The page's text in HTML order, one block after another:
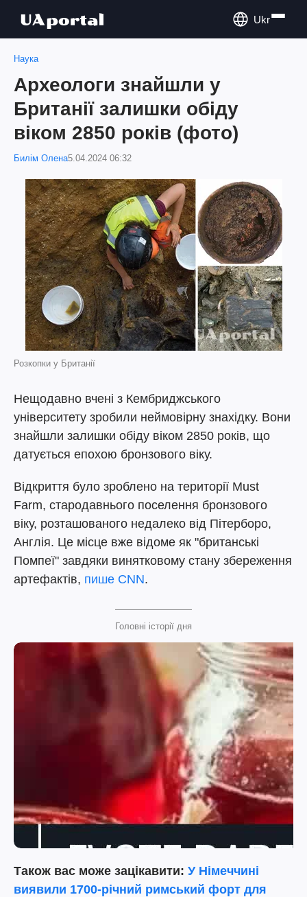
Ukr
Наука
Археологи знайшли у
Британії залишки обіду
віком 2850 років (фото)
Билім Олена5.04.2024 06:32
Розкопки у Британії
Нещодавно вчені з Кембриджського
університету зробили неймовірну знахідку. Вони
знайшли залишки обіду віком 2850 років, що
датується епохою бронзового віку.
Відкриття було зроблено на території Must
Farm, стародавнього поселення бронзового
віку, розташованого недалеко від Пітерборо,
Англія. Це місце вже відоме як "британські
Помпеї" завдяки винятковому стану збереження
артефактів, пише CNN.
Головні історії дня
Також вас може зацікавити: У Німеччині
виявили 1700-річний римський форт для